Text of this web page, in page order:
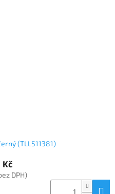
(TLL511381)
Kč
DPH)